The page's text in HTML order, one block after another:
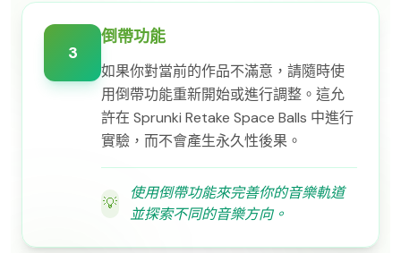
3
倒帶功能
如果你對當前的作品不滿意，請隨時使
用倒帶功能重新開始或進行調整。這允
許在 Sprunki Retake Space Balls 中進行
實驗，而不會產生永久性後果。
💡
使用倒帶功能來完善你的音樂軌道
並探索不同的音樂方向。